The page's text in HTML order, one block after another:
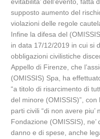
supposto aumento del
violazioni delle regole
Infine la difesa del
in data 17/12/2019 in cui si
obbligazioni civilistiche
Appello di Firenze, che
(OMISSIS) Spa, ha
“a titolo di risarcimento di
del minore (OMISSIS)”,
parti civili “di non avere piu’
Fondazione (OMISSIS),
danno e di spese, anche